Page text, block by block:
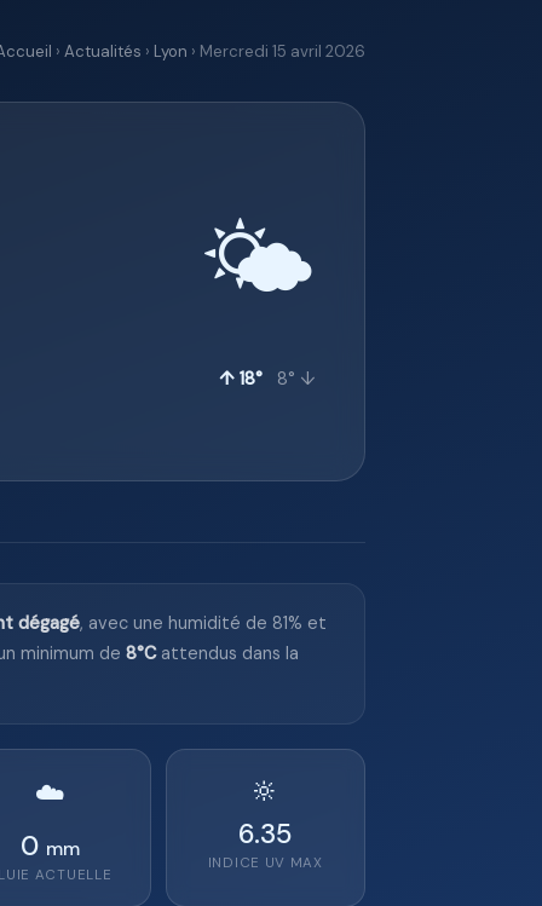
› Actualités › Lyon › Mercredi 15 avril 2026
🌤️
↑ 18° 8° ↓
dégagé, avec une humidité de 81% et
minimum de 8°Cattendus dans la
☁️
0 mm
ACTUELLE
🔆
6.35
INDICE UV MAX